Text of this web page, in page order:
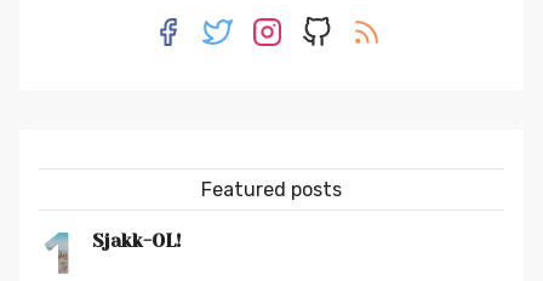
Featured posts
1 Sjakk-OL!